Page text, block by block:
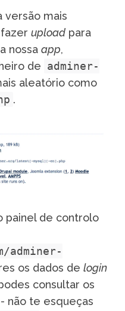
versão mais
upload para
nossa app,
de adminer-
aleatório como
.
painel de controlo
adminer-
os dados de login
consultar os
- não te esqueças